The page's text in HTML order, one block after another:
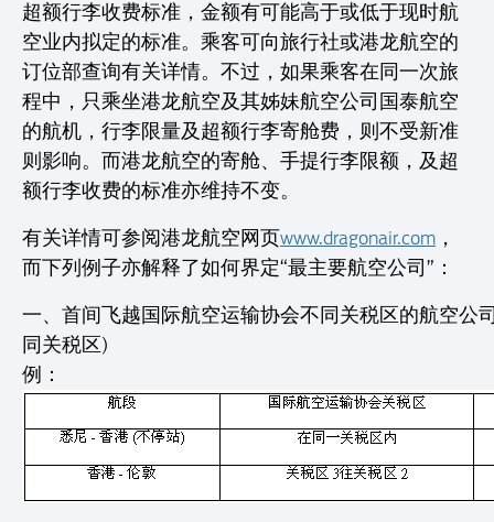
超额行李收费标准，金额有可能高于或低于现时航
空业内拟定的标准。乘客可向旅行社或港龙航空的
订位部查询有关详情。不过，如果乘客在同一次旅
程中，只乘坐港龙航空及其姊妹航空公司国泰航空
的航机，行李限量及超额行李寄舱费，则不受新准
则影响。而港龙航空的寄舱、手提行李限额，及超
额行李收费的标准亦维持不变。
有关详情可参阅港龙航空网页www.dragonair.com ，
而下列例子亦解释了如何界定“最主要航空公司”：
一、首间飞越国际航空运输协会不同关税区的航空公
同关税区)
例：